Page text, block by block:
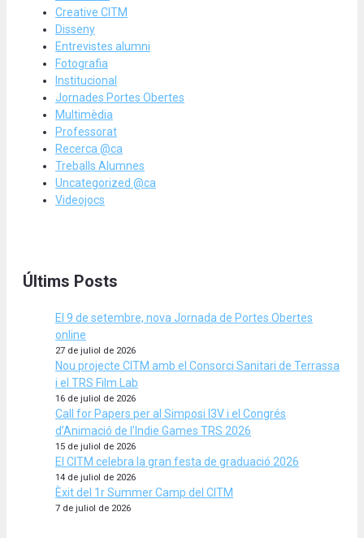
Creative CITM
Disseny
Entrevistes alumni
Fotografia
Institucional
Jornades Portes Obertes
Multimèdia
Professorat
Recerca @ca
Treballs Alumnes
Uncategorized @ca
Videojocs
Últims Posts
El 9 de setembre, nova Jornada de Portes Obertes
online
27 de juliol de 2026
Nou projecte CITM amb el Consorci Sanitari de Terrassa
i el TRS Film Lab
16 de juliol de 2026
Call for Papers per al Simposi I3V i el Congrés
d’Animació de l’Indie Games TRS 2026
15 de juliol de 2026
El CITM celebra la gran festa de graduació 2026
14 de juliol de 2026
Èxit del 1r Summer Camp del CITM
7 de juliol de 2026